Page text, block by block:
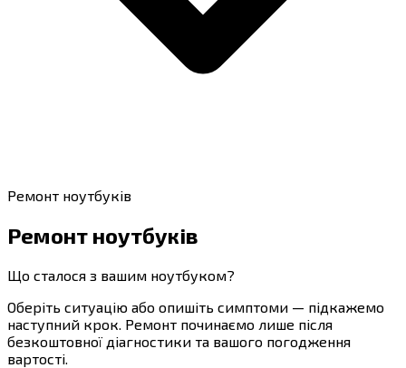
Ремонт ноутбуків
Ремонт ноутбуків
Що сталося з вашим ноутбуком?
Оберіть ситуацію або опишіть симптоми — підкажемо
наступний крок. Ремонт починаємо лише після
безкоштовної діагностики та вашого погодження
вартості.